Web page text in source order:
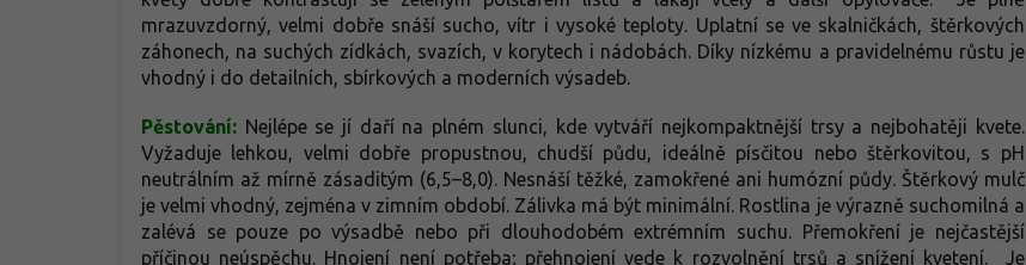
mrazuvzdorný, velmi dobře snáší sucho, vítr i vysoké teploty. Uplatní se ve skalničkách, štěrkových
záhonech, na suchých zídkách, svazích, v korytech i nádobách. Díky nízkému a pravidelnému růstu je
vhodný i do detailních, sbírkových a moderních výsadeb.
Pěstování: Nejlépe se jí daří na plném slunci, kde vytváří nejkompaktnější trsy a nejbohatěji kvete.
Vyžaduje lehkou, velmi dobře propustnou, chudší půdu, ideálně písčitou nebo štěrkovitou, s pH
neutrálním až mírně zásaditým (6,5–8,0). Nesnáší těžké, zamokřené ani humózní půdy. Štěrkový mulč
je velmi vhodný, zejména v zimním období. Zálivka má být minimální. Rostlina je výrazně suchomilná a
zalévá se pouze po výsadbě nebo při dlouhodobém extrémním suchu. Přemokření je nejčastější
příčinou neúspěchu. Hnojení není potřeba; přehnojení vede k rozvolnění trsů a snížení kvetení. Je